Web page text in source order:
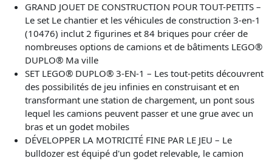
GRAND JOUET DE CONSTRUCTION POUR TOUT-PETITS –
Le set Le chantier et les véhicules de construction 3-en-1
(10476) inclut 2 figurines et 84 briques pour créer de
nombreuses options de camions et de bâtiments LEGO®
DUPLO® Ma ville
SET LEGO® DUPLO® 3-EN-1 – Les tout-petits découvrent
des possibilités de jeu infinies en construisant et en
transformant une station de chargement, un pont sous
lequel les camions peuvent passer et une grue avec un
bras et un godet mobiles
DÉVELOPPER LA MOTRICITÉ FINE PAR LE JEU – Le
bulldozer est équipé d'un godet relevable, le camion